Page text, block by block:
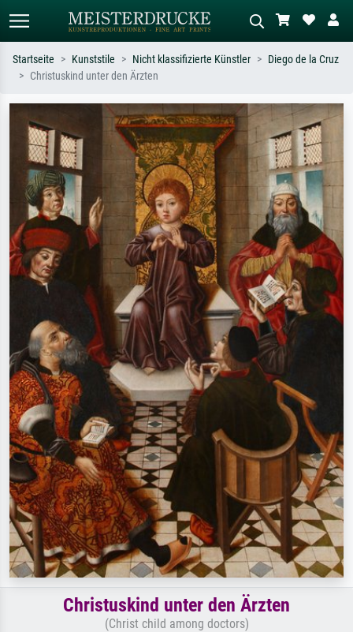
Suchen Sie nach Künstlern, Werktiteln
oder Stilen – z.B. Monet,
Sternennacht, Impressionismus, Welle
Hokusai, Akt.
Beschreiben Sie die Szene – z.B. Grüne
Wiese, Abstrakt mit viel Rot, Dunkles
Ölgemälde, Stehender Akt neben einem
Baum.
Startseite Kunststile Nicht klassifizierte Künstler
Diego de la Cruz
Christuskind unter den Ärzten
Christuskind unter den Ärzten
(Christ child among doctors)